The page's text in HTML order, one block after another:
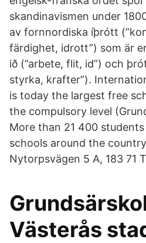
skandinavismen under
av fornnordiska íþrótt
färdighet, idrott”) som är
ið (”arbete, flit, id”) och
styrka, krafter”).
is today the largest free
the compulsory level
More than 21 400
schools around the
Nytorpsvägen 5 A, 183 71
Västerås